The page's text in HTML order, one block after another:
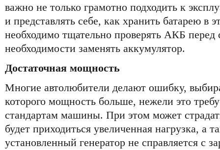
важно не только грамотно подходить к
и представлять себе, как хранить батарею в
необходимо тщательно проверять АКБ перед
необходимости заменять аккумулятор.
Достаточная мощность
Многие автолюбители делают ошибку,
которого мощность больше, нежели это
стандартам машины. При этом может
будет приходиться увеличенная нагрузка, а
установленный генератор не справляется с